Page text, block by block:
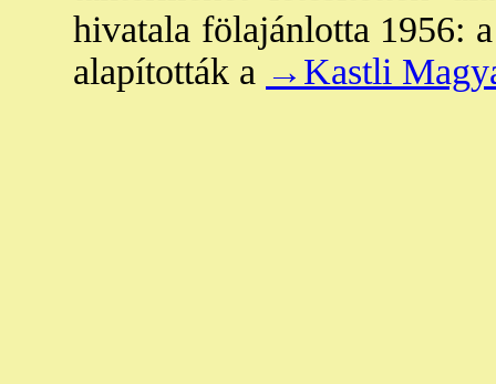
hivatala fölajánlotta 1956:
alapították a →Kastli